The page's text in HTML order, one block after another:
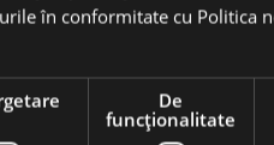
în conformitate cu Politica
De
funcţionalitate